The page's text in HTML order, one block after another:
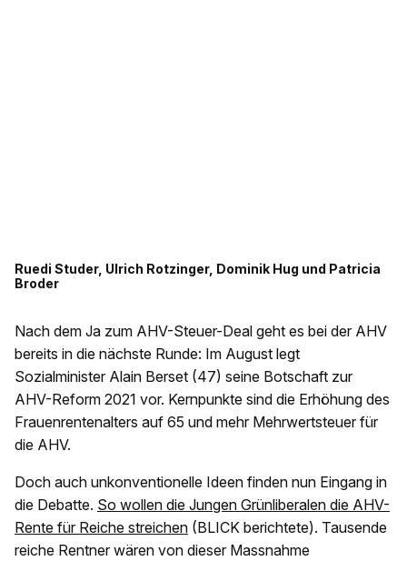
Ruedi Studer, Ulrich Rotzinger, Dominik Hug und Patricia
Broder
Nach dem Ja zum AHV-Steuer-Deal geht es bei der AHV
bereits in die nächste Runde: Im August legt
Sozialminister Alain Berset (47) seine Botschaft zur
AHV-Reform 2021 vor. Kernpunkte sind die Erhöhung des
Frauenrentenalters auf 65 und mehr Mehrwertsteuer für
die AHV.
Doch auch unkonventionelle Ideen finden nun Eingang in
die Debatte. So wollen die Jungen Grünliberalen die AHV-
Rente für Reiche streichen (BLICK berichtete). Tausende
reiche Rentner wären von dieser Massnahme